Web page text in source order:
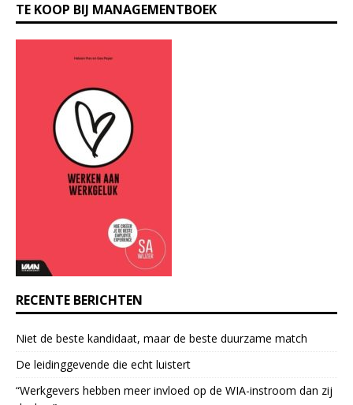
o
n
.
l
e
a
s
TE KOOP BIJ MANAGEMENTBOEK
RECENTE BERICHTEN
Niet de beste kandidaat, maar de beste duurzame match
De leidinggevende die echt luistert
“Werkgevers hebben meer invloed op de WIA-instroom dan zij